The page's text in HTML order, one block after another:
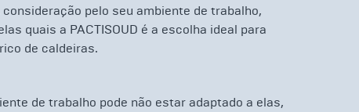
pelo seu ambiente de trabalho,
quais a PACTISOUD é a escolha ideal para
de caldeiras.
de trabalho pode não estar adaptado a elas,